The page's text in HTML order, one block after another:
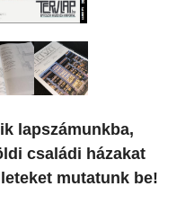
lapszámunkba,
családi házakat
mutatunk be!